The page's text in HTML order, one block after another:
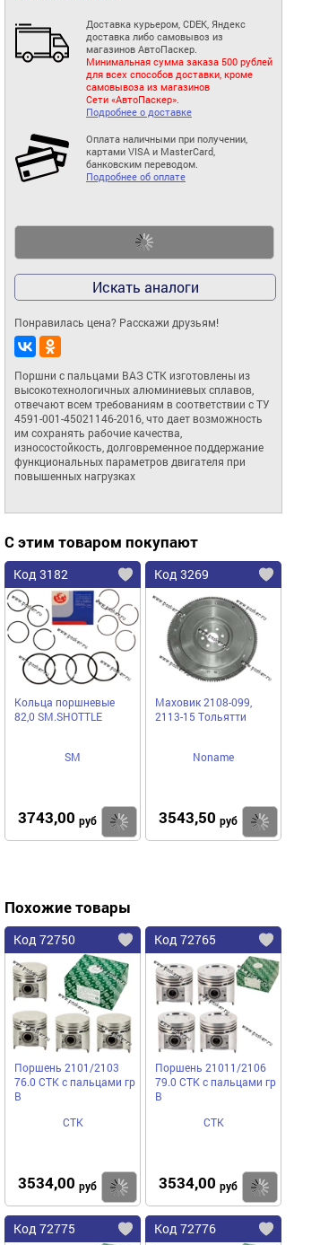
Доставка курьером, CDEK, Яндекс
доставка либо самовывоз из
магазинов АвтоПаскер.
Минимальная сумма заказа 500 рублей
для всех способов доставки, кроме
самовывоза из магазинов
Сети «АвтоПаскер».
Подробнее о доставке
Оплата наличными при получении,
картами VISA и MasterCard,
банковским переводом.
Подробнее об оплате
Искать аналоги
Понравилась цена? Расскажи друзьям!
Поршни с пальцами ВАЗ СТК изготовлены из
высокотехнологичных алюминиевых сплавов,
отвечают всем требованиям в соответствии с ТУ
4591-001-45021146-2016, что дает возможность
им сохранять рабочие качества,
износостойкость, долговременное поддержание
функциональных параметров двигателя при
повышенных нагрузках
С этим товаром покупают
Код 3182
Кольца поршневые
82,0 SM.SHOTTLE
SM
3743,00 руб Купить
Код 3269
Маховик 2108-099,
2113-15 Тольятти
Noname
3543,50 руб
Похожие товары
Код 72750
Поршень 2101/2103
76.0 СТК с пальцами гр
B
СТК
3534,00 руб Купить
Код 72765
Поршень 21011/2106
79.0 СТК с пальцами гр
B
СТК
3534,00 руб
Код 72775 Код 72776